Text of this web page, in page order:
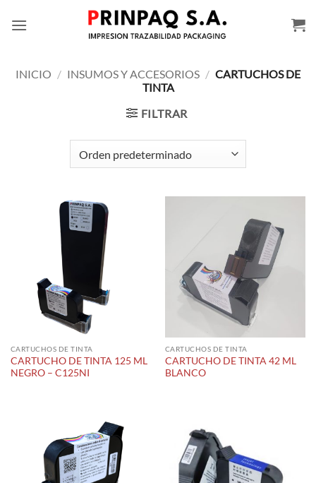
INICIO / INSUMOS Y ACCESORIOS / CARTUCHOS DE
TINTA
FILTRAR
CARTUCHOS DE TINTA
CARTUCHO DE TINTA 125 ML
NEGRO – C125NI
CARTUCHOS DE TINTA
CARTUCHO DE TINTA 42 ML
BLANCO